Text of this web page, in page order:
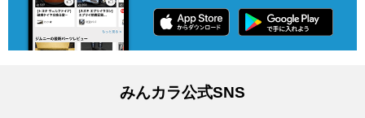
みんカラ公式SNS